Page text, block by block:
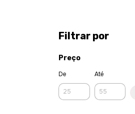
Filtrar por
Preço
De Até